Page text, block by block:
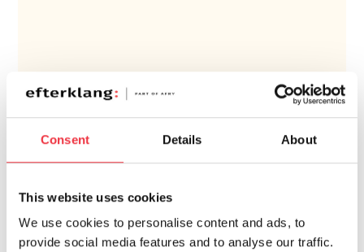
Consent Details About
This website uses cookies
We use cookies to personalise content and ads, to
provide social media features and to analyse our traffic.